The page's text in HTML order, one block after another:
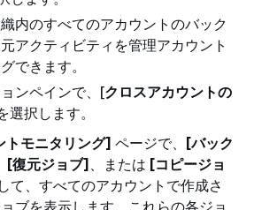
内のすべてのアカウントのバック
アクティビティを管理アカウント
できます。
ンペインで、[クロスアカウントの
選択します。
トモニタリング] ページで、 [バック
[復元ジョブ] 、または [コピージョ
て、すべてのアカウントで作成さ
ブを表示します。これらの各ジョ